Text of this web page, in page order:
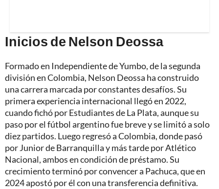
Inicios de Nelson Deossa
Formado en Independiente de Yumbo, de la segunda
división en Colombia, Nelson Deossa ha construido
una carrera marcada por constantes desafíos. Su
primera experiencia internacional llegó en 2022,
cuando fichó por Estudiantes de La Plata, aunque su
paso por el fútbol argentino fue breve y se limitó a solo
diez partidos. Luego regresó a Colombia, donde pasó
por Junior de Barranquilla y más tarde por Atlético
Nacional, ambos en condición de préstamo. Su
crecimiento terminó por convencer a Pachuca, que en
2024 apostó por él con una transferencia definitiva.